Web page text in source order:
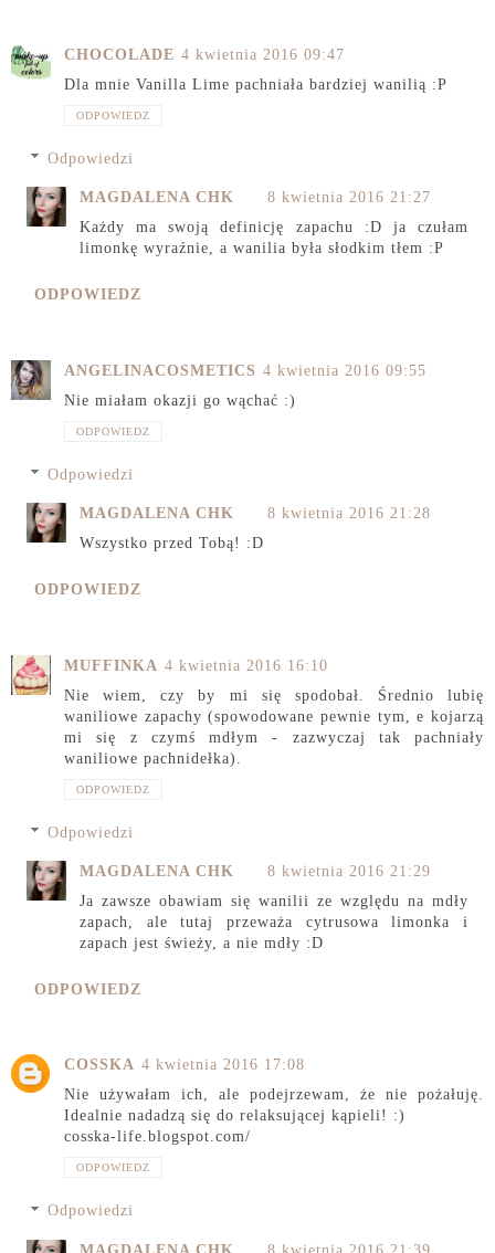
CHOCOLADE 4 kwietnia 2016 09:47
Dla mnie Vanilla Lime pachniała bardziej wanilią :P
ODPOWIEDZ
Odpowiedzi
MAGDALENA CHK
8 kwietnia 2016 21:27
Każdy ma swoją definicję zapachu :D ja czułam
limonkę wyraźnie, a wanilia była słodkim tłem :P
ODPOWIEDZ
ANGELINACOSMETICS 4 kwietnia 2016 09:55
Nie miałam okazji go wąchać :)
ODPOWIEDZ
Odpowiedzi
MAGDALENA CHK
8 kwietnia 2016 21:28
Wszystko przed Tobą! :D
ODPOWIEDZ
MUFFINKA 4 kwietnia 2016 16:10
Nie wiem, czy by mi się spodobał. Średnio lubię
waniliowe zapachy (spowodowane pewnie tym, e kojarzą
mi się z czymś mdłym - zazwyczaj tak pachniały
waniliowe pachnidełka).
ODPOWIEDZ
Odpowiedzi
MAGDALENA CHK
8 kwietnia 2016 21:29
Ja zawsze obawiam się wanilii ze względu na mdły
zapach, ale tutaj przeważa cytrusowa limonka i
zapach jest świeży, a nie mdły :D
ODPOWIEDZ
COSSKA 4 kwietnia 2016 17:08
Nie używałam ich, ale podejrzewam, że nie pożałuję.
Idealnie nadadzą się do relaksującej kąpieli! :)
cosska-life.blogspot.com/
ODPOWIEDZ
Odpowiedzi